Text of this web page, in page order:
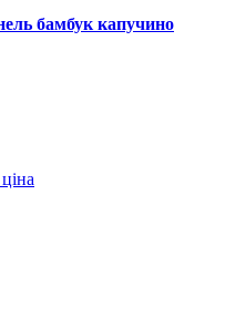
бамбук капучино